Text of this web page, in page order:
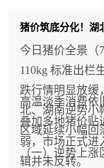
猪价筑底分化！湖
今日猪价全景（
110kg 标准出栏
跌行情明显放缓
北、湖南逆势小
区域延续小幅回
高温淡季消费依
叠加多地猪价贴
弱，市场正式进
辑并未反转。
（一）逆势上涨